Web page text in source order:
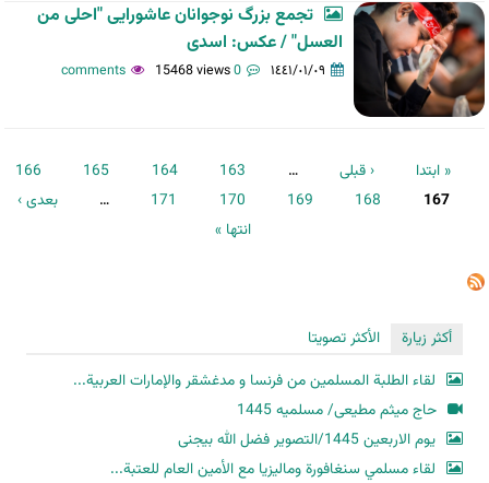
تجمع بزرگ نوجوانان عاشورایی "احلی من
العسل" / عکس: اسدی
١٤٤١/٠١/٠٩ 0 comments
15468 views
الصفحات
« ابتدا ‹ قبلی …
163
164
165
166
167
168
169
170
171
…
بعدی ›
انتها »
أكثر زيارة
الأكثر تصويتا
لقاء الطلبة المسلمين من فرنسا و مدغشقر والإمارات العربية...
حاج میثم مطیعی/ مسلمیه 1445
یوم الاربعین 1445/التصویر فضل الله بیجنی
لقاء مسلمي سنغافورة وماليزيا مع الأمين العام للعتبة...